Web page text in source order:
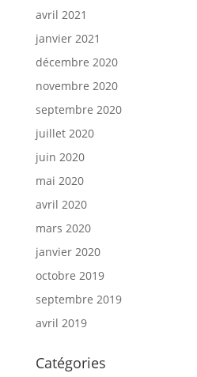
avril 2021
janvier 2021
décembre 2020
novembre 2020
septembre 2020
juillet 2020
juin 2020
mai 2020
avril 2020
mars 2020
janvier 2020
octobre 2019
septembre 2019
avril 2019
Catégories